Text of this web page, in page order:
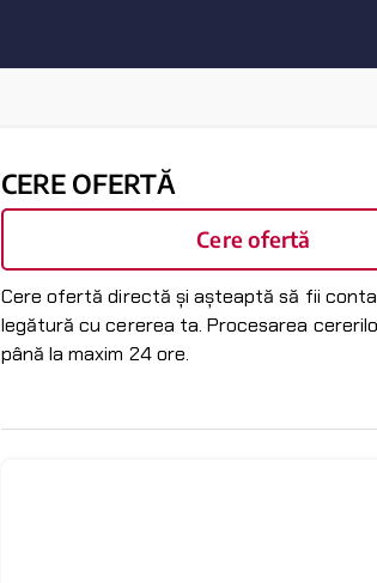
CERE OFERTĂ
Cere ofertă
Cere ofertă directă și așteaptă să fii
legătură cu cererea ta. Procesarea
până la maxim 24 ore.